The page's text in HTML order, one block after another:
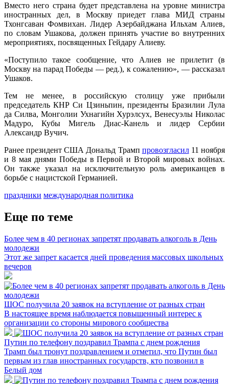
Вместо него страна будет представлена на уровне министра
иностранных дел, в Москву приедет глава МИД страны
Тхонгсаван Фомвихан. Лидер Азербайджана Ильхам Алиев,
по словам Ушакова, должен принять участие во внутренних
мероприятиях, посвященных Гейдару Алиеву.
«Поступило такое сообщение, что Алиев не прилетит (в
Москву на парад Победы — ред.), к сожалению», — рассказал
Ушаков.
Тем не менее, в российскую столицу уже прибыли
председатель КНР Си Цзиньпин, президенты Бразилии Лула
да Силва, Монголии Ухнагийн Хурэлсух, Венесуэлы Николас
Мадуро, Кубы Мигель Диас-Канель и лидер Сербии
Александр Вучич.
Ранее президент США Дональд Трамп провозгласил11 ноября
и 8 мая днями Победы в Первой и Второй мировых войнах.
Он также указал на исключительную роль американцев в
борьбе с нацистской Германией.
праздники международная политика
Еще по теме
Более чем в 40 регионах запретят продавать алкоголь в День
молодежи
Этот же запрет касается дней проведения массовых школьных
вечеров
ШОС получила 20 заявок на вступление от разных стран
В настоящее время наблюдается повышенный интерес к
организации со стороны мирового сообщества
Путин по телефону поздравил Трампа с днем рождения
Трамп был тронут поздравлением и отметил, что Путин был
первым из глав иностранных государств, кто позвонил в
Белый дом